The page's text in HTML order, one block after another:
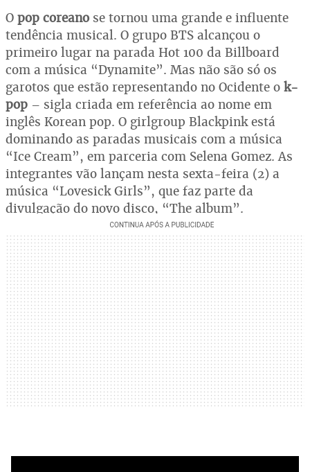
O pop coreano se tornou uma grande e influente
tendência musical. O grupo BTS alcançou o
primeiro lugar na parada Hot 100 da Billboard
com a música “Dynamite”. Mas não são só os
garotos que estão representando no Ocidente o k-
pop – sigla criada em referência ao nome em
inglês Korean pop. O girlgroup Blackpink está
dominando as paradas musicais com a música
“Ice Cream”, em parceria com Selena Gomez. As
integrantes vão lançam nesta sexta-feira (2) a
música “Lovesick Girls”, que faz parte da
divulgação do novo disco, “The album”.